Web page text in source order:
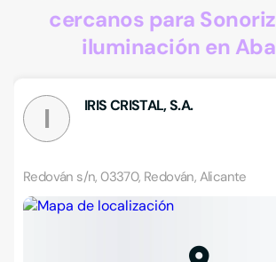
cercanos para
iluminación en
I IRIS CRISTAL, S.A.
Redován s/n, 03370, Redován, Alicante